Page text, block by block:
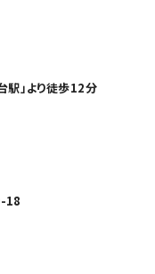
駅」より徒歩12分
18